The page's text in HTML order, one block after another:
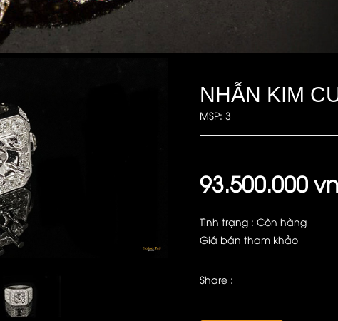
NHẪN KIM
MSP: 3
93.500.000
Tình trạng : Còn hàng
Giá bán tham khảo
Share :